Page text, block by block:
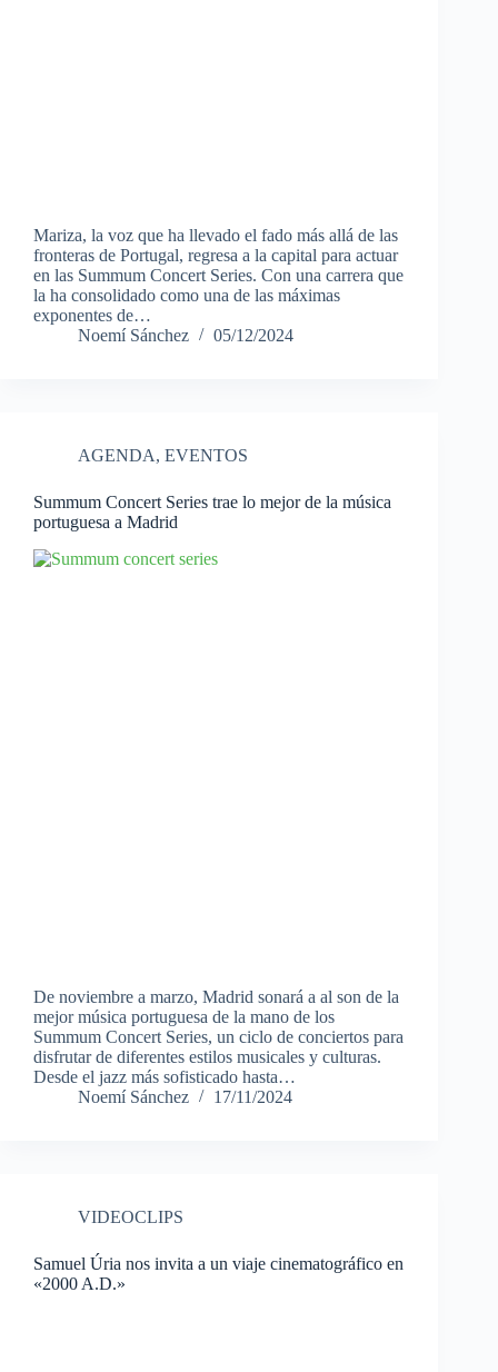
Mariza, la voz que ha llevado el fado más allá de las
fronteras de Portugal, regresa a la capital para actuar
en las Summum Concert Series. Con una carrera que
la ha consolidado como una de las máximas
exponentes de…
Noemí Sánchez
05/12/2024
AGENDA, EVENTOS
Summum Concert Series trae lo mejor de la música
portuguesa a Madrid
De noviembre a marzo, Madrid sonará a al son de la
mejor música portuguesa de la mano de los
Summum Concert Series, un ciclo de conciertos para
disfrutar de diferentes estilos musicales y culturas.
Desde el jazz más sofisticado hasta…
Noemí Sánchez
17/11/2024
VIDEOCLIPS
Samuel Úria nos invita a un viaje cinematográfico en
«2000 A.D.»